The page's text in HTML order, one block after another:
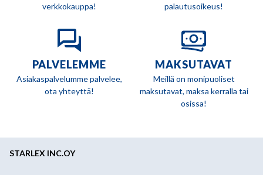
verkkokauppa!
palautusoikeus!
PALVELEMME
Asiakaspalvelumme palvelee,
ota yhteyttä!
MAKSUTAVAT
Meillä on monipuoliset
maksutavat, maksa kerralla tai
osissa!
STARLEX INC.OY